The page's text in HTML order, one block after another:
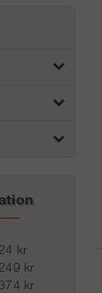
kr
kr
kr